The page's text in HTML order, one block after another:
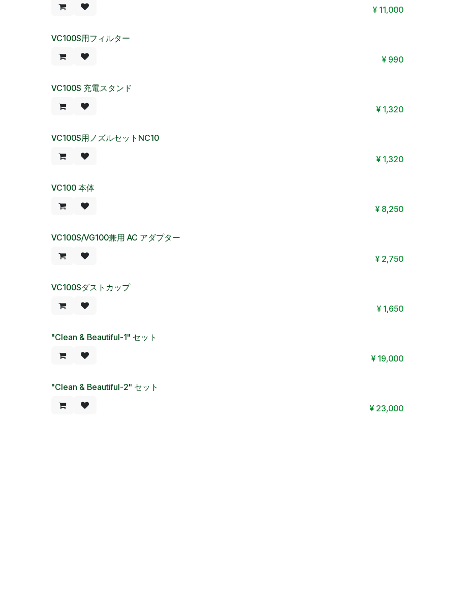
¥ 11,000
VC100S用フィルター
¥ 990
VC100S 充電スタンド
¥ 1,320
VC100S用ノズルセットNC10
¥ 1,320
VC100 本体
¥ 8,250
VC100S/VG100兼用 AC アダプター
¥ 2,750
VC100Sダストカップ
¥ 1,650
"Clean & Beautiful-1" セット
¥ 19,000
"Clean & Beautiful-2" セット
¥ 23,000